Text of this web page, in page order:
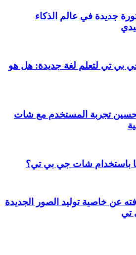
أوبس 4.5: ثورة جديدة في عالم الذكاء
بي تي لتعلم لغة جديدة: هل هو
تجربة المستخدم مع شات
باستخدام شات جي بي تي؟
عن خاصية توليد الصور الجديدة
تي